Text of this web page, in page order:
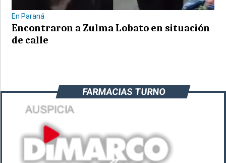
En Paraná
Encontraron a Zulma Lobato en situación
de calle
FARMACIAS TURNO